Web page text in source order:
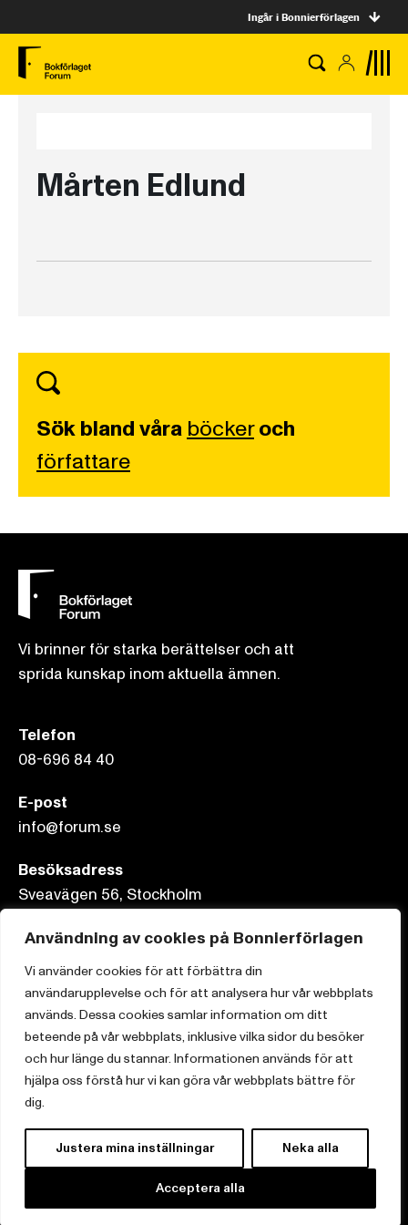
Användning av cookies på Bonnierförlagen
Vi använder cookies för att förbättra din
användarupplevelse och för att analysera hur vår webbplats
används. Dessa cookies samlar information om ditt
beteende på vår webbplats, inklusive vilka sidor du besöker
och hur länge du stannar. Informationen används för att
hjälpa oss förstå hur vi kan göra vår webbplats bättre för
dig.
Justera mina inställningar Neka alla
Acceptera alla
Ingår i Bonnierförlagen
Mårten Edlund
Sök bland våra böckeroch
författare
Vi brinner för starka berättelser och att
sprida kunskap inom aktuella ämnen.
Telefon
08-696 84 40
E-post
info@forum.se
Besöksadress
Sveavägen 56, Stockholm
Postadress
Box 3159, 103 63 Stockholm
Om Bonnierförlagen
Cookies
Integritetspolicy